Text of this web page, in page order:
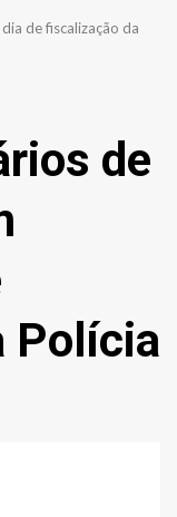
de fiscalização da
de
Polícia